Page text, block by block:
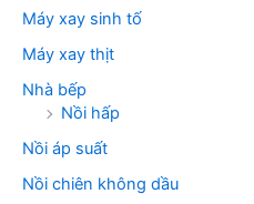
Máy xay sinh tố
Máy xay thịt
Nhà bếp
Nồi hấp
Nồi áp suất
Nồi chiên không dầu